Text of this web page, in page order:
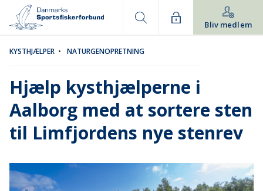
Bliv medlem
KYSTHJÆLPER • NATURGENOPRETNING
Hjælp kysthjælperne i
Aalborg med at sortere sten
til Limfjordens nye stenrev